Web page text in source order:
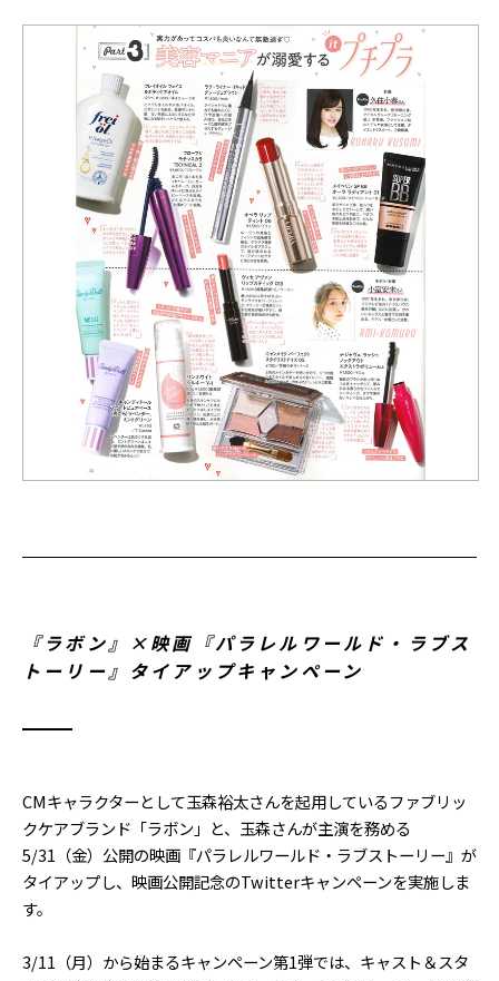
『ラボン』×映画『パラレルワールド・ラブス
トーリー』タイアップキャンペーン
CMキャラクターとして玉森裕太さんを起用しているファブリッ
クケアブランド「ラボン」と、玉森さんが主演を務める
5/31（金）公開の映画『パラレルワールド・ラブストーリー』が
タイアップし、映画公開記念のTwitterキャンペーンを実施しま
す。
3/11（月）から始まるキャンペーン第1弾では、キャスト＆スタ